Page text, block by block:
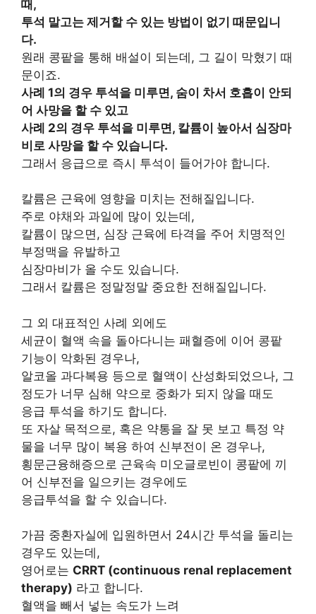
때,
투석 말고는 제거할 수 있는 방법이 없기 때문입니
다.
원래 콩팥을 통해 배설이 되는데, 그 길이 막혔기 때
문이죠.
사례 1의 경우 투석을 미루면, 숨이 차서 호흡이 안되
어 사망을 할 수 있고
사례 2의 경우 투석을 미루면, 칼륨이 높아서 심장마
비로 사망을 할 수 있습니다.
그래서 응급으로 즉시 투석이 들어가야 합니다.
칼륨은 근육에 영향을 미치는 전해질입니다.
주로 야채와 과일에 많이 있는데,
칼륨이 많으면, 심장 근육에 타격을 주어 치명적인
부정맥을 유발하고
심장마비가 올 수도 있습니다.
그래서 칼륨은 정말정말 중요한 전해질입니다.
그 외 대표적인 사례 외에도
세균이 혈액 속을 돌아다니는 패혈증에 이어 콩팥
기능이 악화된 경우나,
알코올 과다복용 등으로 혈액이 산성화되었으나, 그
정도가 너무 심해 약으로 중화가 되지 않을 때도
응급 투석을 하기도 합니다.
또 자살 목적으로, 혹은 약통을 잘 못 보고 특정 약
물을 너무 많이 복용 하여 신부전이 온 경우나,
횡문근융해증으로 근육속 미오글로빈이 콩팥에 끼
어 신부전을 일으키는 경우에도
응급투석을 할 수 있습니다.
가끔 중환자실에 입원하면서 24시간 투석을 돌리는
경우도 있는데,
영어로는 CRRT (continuous renal replacement
therapy) 라고 합니다.
혈액을 빼서 넣는 속도가 느려